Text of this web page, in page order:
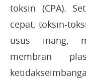
toksin (CPA).
cepat, toksin-
usus inang,
membran